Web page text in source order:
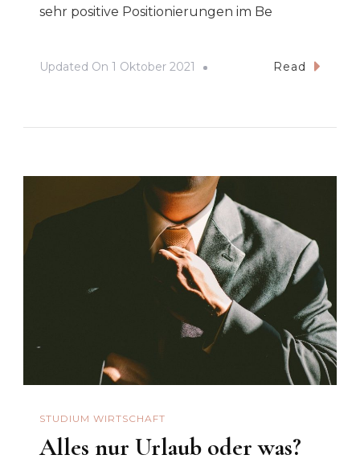
sehr positive Positionierungen im Be
Updated On 1 Oktober 2021 Read
STUDIUM WIRTSCHAFT
Alles nur Urlaub oder was?